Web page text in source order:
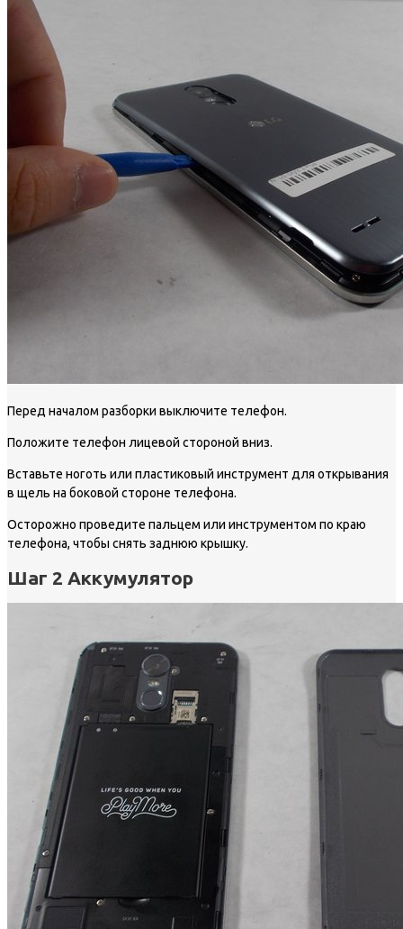
Перед началом разборки выключите телефон.
Положите телефон лицевой стороной вниз.
Вставьте ноготь или пластиковый инструмент для открывания
в щель на боковой стороне телефона.
Осторожно проведите пальцем или инструментом по краю
телефона, чтобы снять заднюю крышку.
Шаг 2 Аккумулятор